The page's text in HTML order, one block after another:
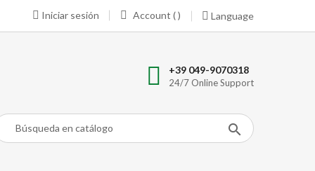
Language
Account ( )
Iniciar sesión
+39 049-9070318
24/7 Online Support